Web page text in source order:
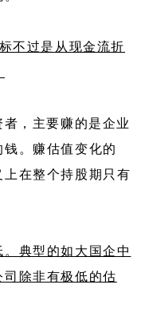
不过是从现金流折
，主要赚的是企业
。赚估值变化的
在整个持股期只有
典型的如大国企中
除非有极低的估